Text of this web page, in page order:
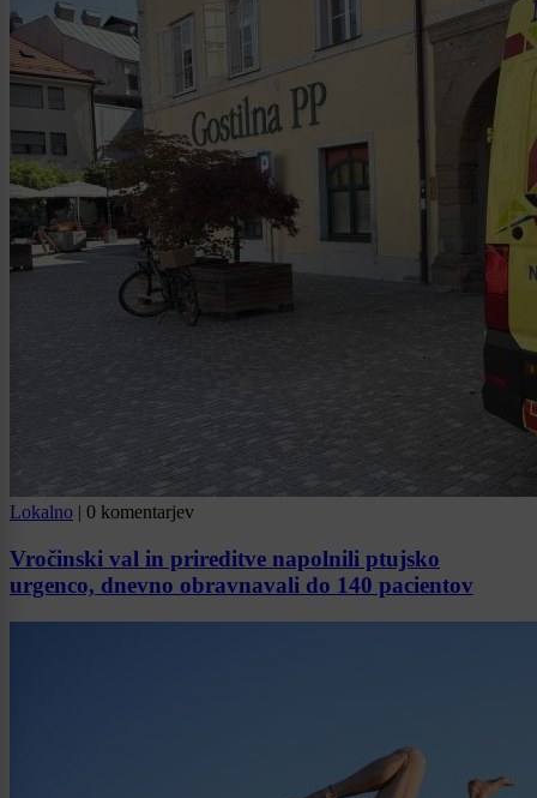
Lokalno | 0 komentarjev
Vročinski val in prireditve napolnili ptujsko
urgenco, dnevno obravnavali do 140 pacientov